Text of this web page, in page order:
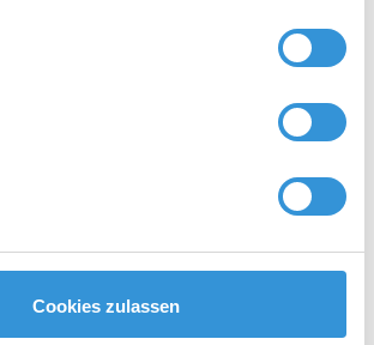
Cookies zulassen
hilft Ihnen dabei, die
für Ihr Unternehmen zu
zeitnah zu finden und in
zu bringen. Profitieren Sie
und lassen Sie sich bei der